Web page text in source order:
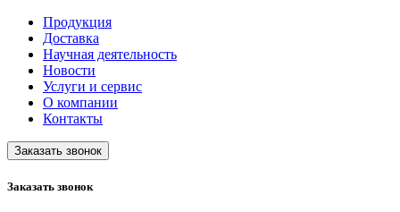
Продукция
Доставка
Научная деятельность
Новости
Услуги и сервис
О компании
Контакты
Заказать звонок
Заказать звонок